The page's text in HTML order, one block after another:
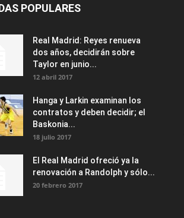
POPULARES
Real Madrid: Reyes renueva
dos años, decidirán sobre
Taylor en junio...
12 abril 2017
Hanga y Larkin examinan los
contratos y deben decidir; el
Baskonia...
18 julio 2017
El Real Madrid ofreció ya la
renovación a Randolph y sólo...
20 febrero 2017